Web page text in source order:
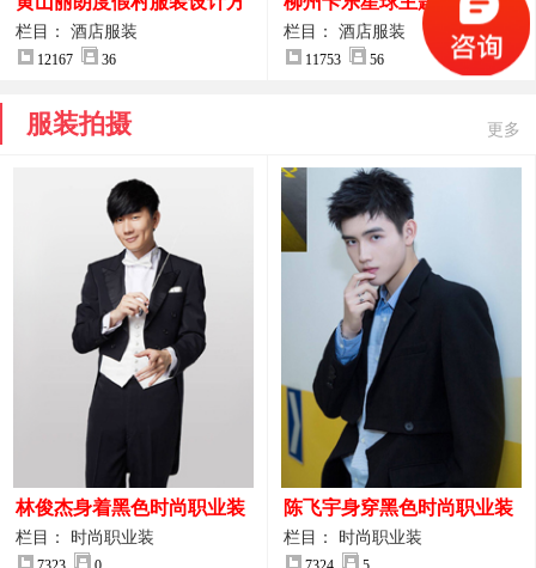
案
栏目： 酒店服装
12167 36
服装设计方案
栏目： 酒店服装
11753 56
服装拍摄 更多
林俊杰身着黑色时尚职业装
制服图片
栏目： 时尚职业装
陈飞宇身穿黑色时尚职业装
图片
栏目： 时尚职业装